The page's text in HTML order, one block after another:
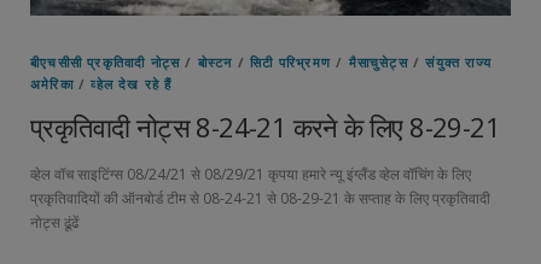
बीएचसीसी प्रकृतिवादी नोट्स / बोस्टन /सिटी परिभ्रमण / मैसाचुसेट्स/संयुक्त राज्य
अमेरिका/व्हेल देख रहे हैं
प्रकृतिवादी नोट्स 8-24-21 करने के लिए 8-29-21
व्हेल वॉच साइटिंग्स 08/24/21 से 08/29/21 कृपया हमारे न्यू इंग्लैंड व्हेल वॉचिंग के लिए
प्रकृतिवादियों की ऑनबोर्ड टीम से 08-24-21 से 08-29-21 के सप्ताह के लिए प्रकृतिवादी
नोट्स ढूंढें